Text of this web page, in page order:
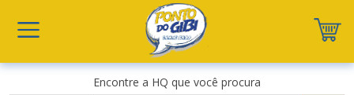
Encontre a HQ que você procura